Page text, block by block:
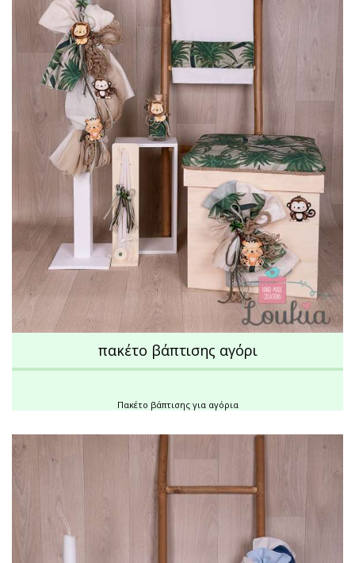
πακέτο βάπτισης αγόρι
Πακέτο βάπτισης για αγόρια